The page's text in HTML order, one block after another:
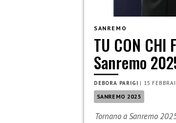
SANREMO
TU CON CHI
Sanremo
DEBORA PARIGI | 15
SANREMO 2025
Tornano a Sanremo